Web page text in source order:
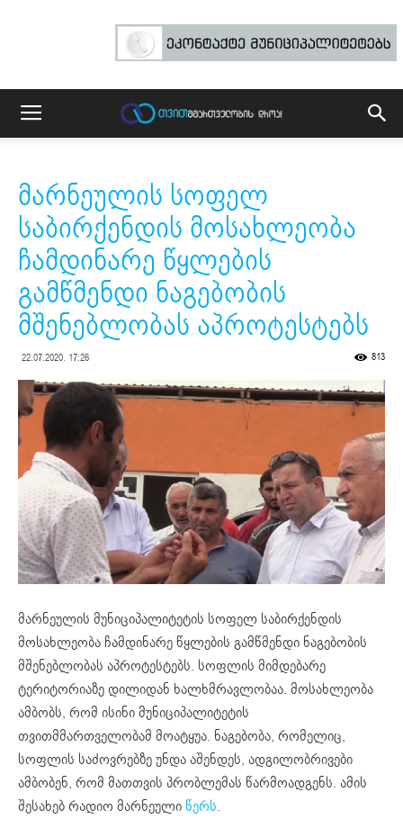
მარნეულის სოფელ
საბირქენდის მოსახლეობა
ჩამდინარე წყლების
გამწმენდი ნაგებობის
მშენებლობას აპროტესტებს
22.07.2020. 17:26 813
მარნეულის მუნიციპალიტეტის სოფელ საბირქენდის
მოსახლეობა ჩამდინარე წყლების გამწმენდი ნაგებობის
მშენებლობას აპროტესტებს. სოფლის მიმდებარე
ტერიტორიაზე დილიდან ხალხმრავლობაა. მოსახლეობა
ამბობს, რომ ისინი მუნიციპალიტეტის
თვითმმართველობამ მოატყუა. ნაგებობა, რომელიც,
სოფლის საძოვრებზე უნდა აშენდეს, ადგილობრივები
ამბობენ, რომ მათთვის პრობლემას წარმოადგენს. ამის
შესახებ რადიო მარნეული წერს.